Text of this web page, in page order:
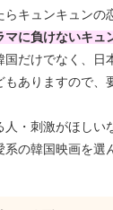
らキュンキュンの
マに負けないキュ
国だけでなく、日
ありますので、
人・刺激がほしい
の韓国映画を選